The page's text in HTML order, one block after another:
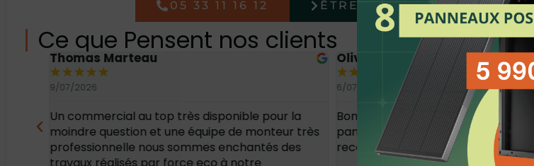
05 33 11 16 12 ÊTRE RAPPELÉ
Ce que Pensent nos clients
Thomas Marteau
★★★★★
9/07/2026
Un commercial au top très disponible pour la
moindre question et une équipe de monteur très
professionnelle nous sommes enchantés des
Olivier Darmaillacq
★★
6/07/2026
Bonjour, force éco est venu fin juin
panneaux solaires Et Climatisation,
recommande travail, soigneux et